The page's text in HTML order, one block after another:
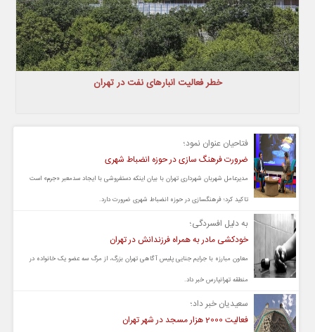
خطر فعالیت انبارهای نفت در تهران
فتاحیان عنوان نمود؛
ضرورت فرهنگ سازی در حوزه انضباط شهری
مدیرعامل شهربان شهرداری تهران با بیان اینکه دستفروشی با ایجاد سدمعبر «جرم» است
تاکید کرد؛ فرهنگسازی در حوزه انضباط شهری ضرورت دارد.
به دلیل افسردگی؛
خودکشی مادر به همراه فرزندانش در تهران
معاون مبارزه با جرایم جنایی پلیس آگاهی تهران بزرگ، از مرگ سه عضو یک خانواده در
منطقه تهرانپارس خبر داد.
سعیدیان خبر داد؛
فعالیت 2000 هزار مسجد در شهر تهران